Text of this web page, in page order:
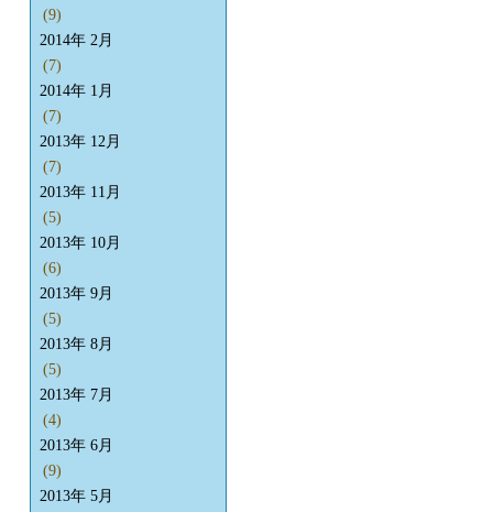
(9)
2014年 2月
(7)
2014年 1月
(7)
2013年 12月
(7)
2013年 11月
(5)
2013年 10月
(6)
2013年 9月
(5)
2013年 8月
(5)
2013年 7月
(4)
2013年 6月
(9)
2013年 5月